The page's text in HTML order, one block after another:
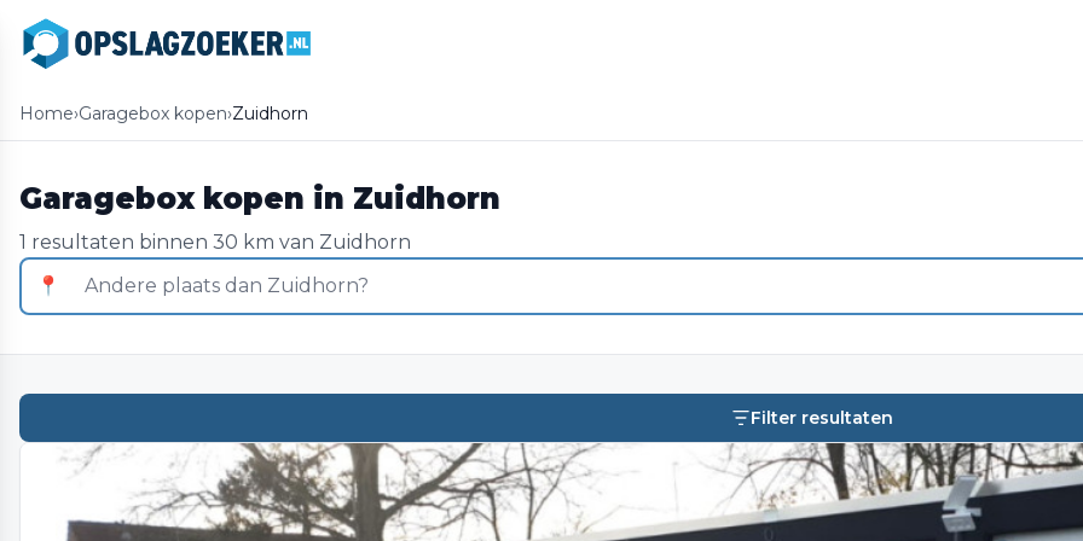
Home›Garagebox kopen›Zuidhorn
Garagebox kopen in Zuidhorn
1 resultaten binnen 30 km van Zuidhorn
📍
Filter resultaten